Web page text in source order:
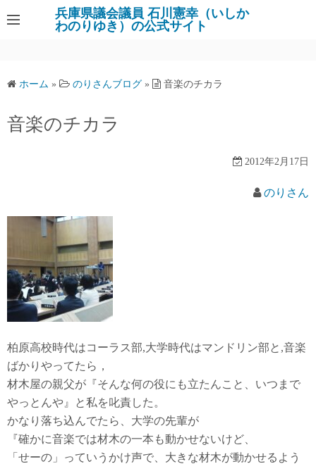
ン
ツ
ス
兵庫県議会議員 石川憲幸（いしか
わのりゆき）の公式サイト
ホーム » のりさんブログ » 音楽のチカラ
音楽のチカラ
2012年2月17日
のりさん
柏原高校時代はコーラス部,大学時代はマンドリン部と,音楽
ばかりやってたら，
材木屋の親父が『そんな何の役にも立たんこと、いつまで
やっとんや』と私を叱責した。
かなり落ち込んでたら、大学の先輩が
『確かに音楽では材木の一本も動かせないけど、
「せーの」っていうかけ声で、大きな材木が動かせるよう